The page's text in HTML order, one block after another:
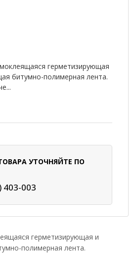
герметизирующая
битумно-полимерная лента.
УТОЧНЯЙТЕ ПО
403-003
герметизирующая и
полимерная лента.